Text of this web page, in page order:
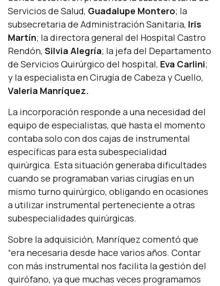
Servicios de Salud, Guadalupe Montero; la
subsecretaria de Administración Sanitaria, Iris
Martín; la directora general del Hospital Castro
Rendón, Silvia Alegría; la jefa del Departamento
de Servicios Quirúrgico del hospital, Eva Carlini;
y la especialista en Cirugía de Cabeza y Cuello,
Valeria Manríquez.
La incorporación responde a una necesidad del
equipo de especialistas, que hasta el momento
contaba solo con dos cajas de instrumental
específicas para esta subespecialidad
quirúrgica. Esta situación generaba dificultades
cuando se programaban varias cirugías en un
mismo turno quirúrgico, obligando en ocasiones
a utilizar instrumental perteneciente a otras
subespecialidades quirúrgicas.
Sobre la adquisición, Manríquez comentó que
“era necesaria desde hace varios años. Contar
con más instrumental nos facilita la gestión del
quirófano, ya que muchas veces programamos